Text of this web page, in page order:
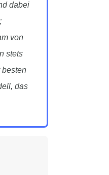
dabei
von
stets
besten
das